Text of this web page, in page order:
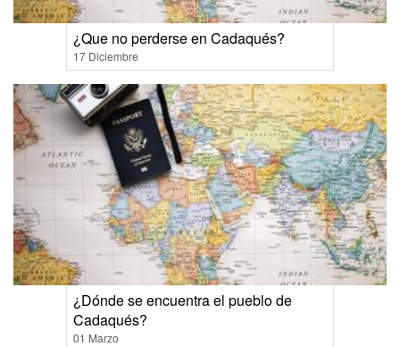
¿Que no perderse en Cadaqués?
17 Diciembre
¿Dónde se encuentra el pueblo de
Cadaqués?
01 Marzo